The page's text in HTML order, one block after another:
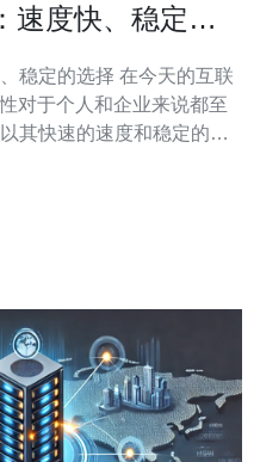
速度快、稳定的
择 在今天的互联
对于个人和企业来说都至
其快速的速度和稳定的连
的上网体验。 CN2网